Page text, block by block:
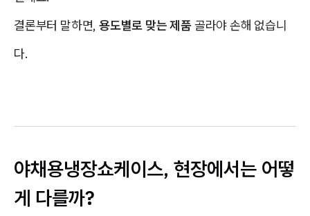
결론부터 말하면,용도별로 맞는 제품 골라야 손해 없습니
다.
야채용냉장쇼케이스, 현장에서는 어떻
게 다를까?